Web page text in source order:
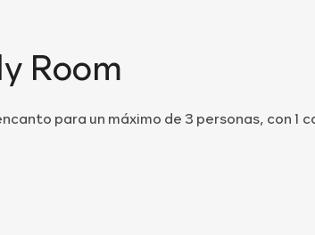
Room
para un máximo de 3 personas, con